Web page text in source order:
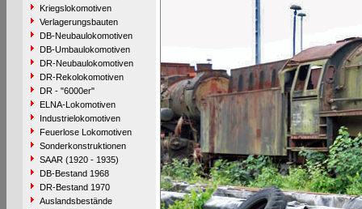
Kriegslokomotiven
Verlagerungsbauten
DB-Neubaulokomotiven
DB-Umbaulokomotiven
DR-Neubaulokomotiven
DR-Rekolokomotiven
DR - "6000er"
ELNA-Lokomotiven
Industrielokomotiven
Feuerlose Lokomotiven
Sonderkonstruktionen
SAAR (1920 - 1935)
DB-Bestand 1968
DR-Bestand 1970
Auslandsbestände